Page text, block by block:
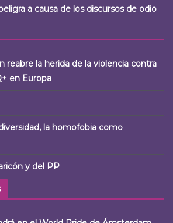
a causa de los discursos de odio
reabre la herida de la violencia contra
en Europa
la homofobia como
y del PP